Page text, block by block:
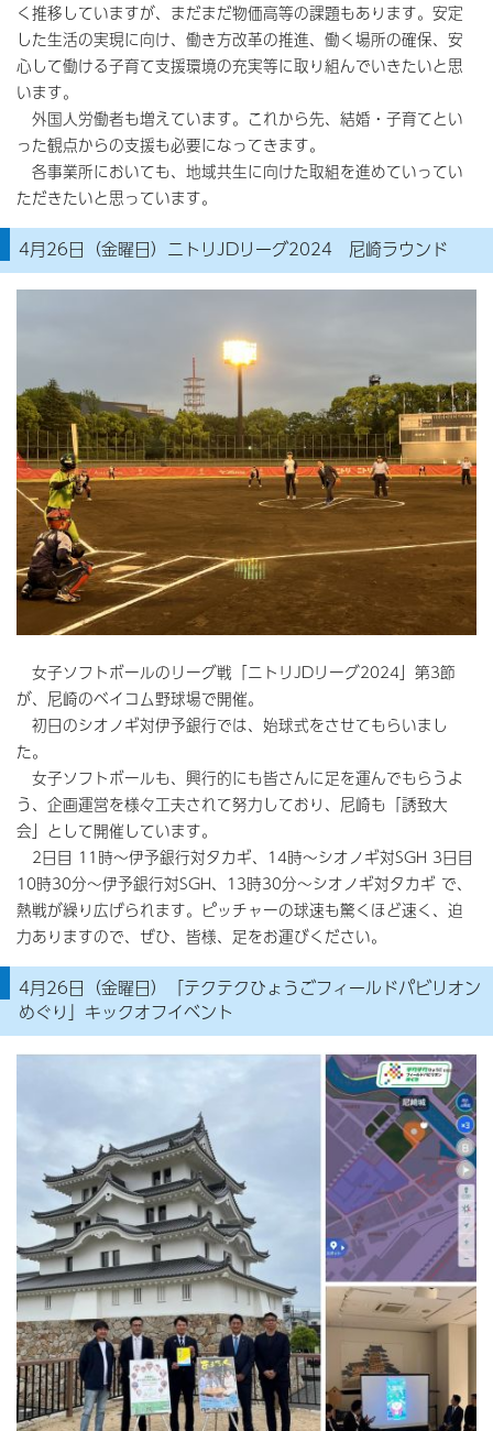
く推移していますが、まだまだ物価高等の課題もあります。安定
した生活の実現に向け、働き方改革の推進、働く場所の確保、安
心して働ける子育て支援環境の充実等に取り組んでいきたいと思
います。
外国人労働者も増えています。これから先、結婚・子育てとい
った観点からの支援も必要になってきます。
各事業所においても、地域共生に向けた取組を進めていってい
ただきたいと思っています。
4月26日（金曜日）ニトリJDリーグ2024 尼崎ラウンド
女子ソフトボールのリーグ戦「ニトリJDリーグ2024」第3節
が、尼崎のベイコム野球場で開催。
初日のシオノギ対伊予銀行では、始球式をさせてもらいまし
た。
女子ソフトボールも、興行的にも皆さんに足を運んでもらうよ
う、企画運営を様々工夫されて努力しており、尼崎も「誘致大
会」として開催しています。
2日目 11時～伊予銀行対タカギ、14時～シオノギ対SGH 3日目
10時30分～伊予銀行対SGH、13時30分～シオノギ対タカギ で、
熱戦が繰り広げられます。ピッチャーの球速も驚くほど速く、迫
力ありますので、ぜひ、皆様、足をお運びください。
4月26日（金曜日）「テクテクひょうごフィールドパビリオン
めぐり」キックオフイベント